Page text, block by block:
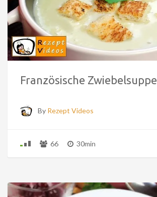
Französische Zwiebelsuppe
By Rezept Videos
66 30min